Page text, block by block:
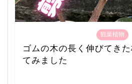
観葉植物
ゴムの木の長く伸びてき
てみました